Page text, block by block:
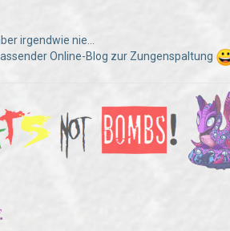
irgendwie nie...
Online-Blog zur Zungenspaltung